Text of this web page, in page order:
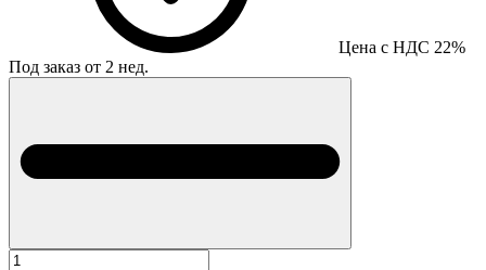
Цена с НДС 22%
Под заказ от 2 нед.